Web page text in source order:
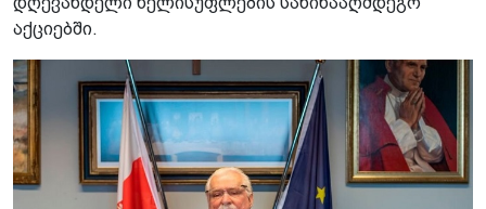
აქციებში.